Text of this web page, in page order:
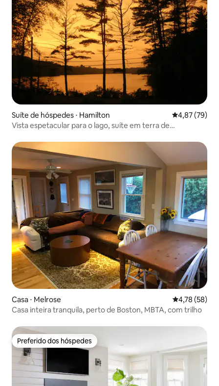
Suíte de hóspedes ⋅ Hamilton 4,87 de uma
4,87 (79)
Vista espetacular para o lago, suíte em terra de
Casa ⋅ Melrose 4,78 de uma
4,78 (58)
Casa inteira tranquila, perto de Boston, MBTA, com trilho
Preferido dos hóspedes
Preferido dos hóspedes